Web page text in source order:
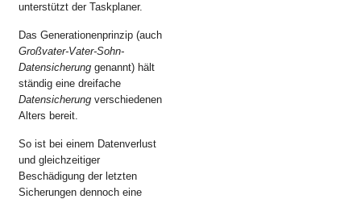
unterstützt der Taskplaner.
Das Generationenprinzip (auch
Großvater-Vater-Sohn-
Datensicherung genannt) hält
ständig eine dreifache
Datensicherung verschiedenen
Alters bereit.
So ist bei einem Datenverlust
und gleichzeitiger
Beschädigung der letzten
Sicherungen dennoch eine